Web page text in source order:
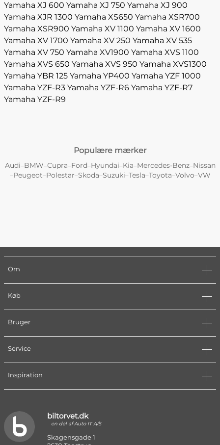
Yamaha XJ 600 Yamaha XJ 750 Yamaha XJ 900
Yamaha XJR 1300 Yamaha XS650 Yamaha XSR700
Yamaha XSR900 Yamaha XV 1100 Yamaha XV 1600
Yamaha XV 1700 Yamaha XV 250 Yamaha XV 535
Yamaha XV 750 Yamaha XV1900 Yamaha XVS 1100
Yamaha XVS 650 Yamaha XVS 950 Yamaha XVS1300
Yamaha YBR 125 Yamaha YP400 Yamaha YZF 1000
Yamaha YZF-R3 Yamaha YZF-R6 Yamaha YZF-R7
Yamaha YZF-R9
Populære mærker
Audi–BMW–Cupra–Ford–Hyundai–Kia–Mercedes-Benz–Nissan
–Peugeot–Polestar–Skoda–Suzuki–Tesla–Toyota–Volvo–VW
Om
Køb
Bruger
Service
Inspiration
biltorvet.dk
en del af Auto IT A/S
Skagensgade 1